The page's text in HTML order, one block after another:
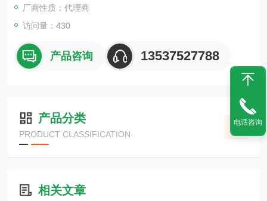
厂商性质：代理商
访问量：430
产品咨询 13537527788
产品分类
PRODUCT CLASSIFICATION
相关文章
电话咨询